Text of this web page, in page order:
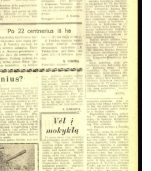
leidiniai
abonementas
„Polėkis“
Bitės literatūrinė
metis